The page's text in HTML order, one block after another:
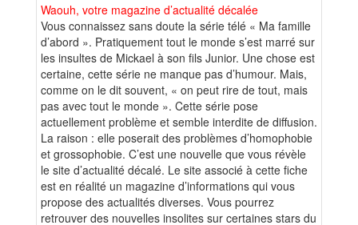
Waouh, votre magazine d’actualité décalée
Vous connaissez sans doute la série télé « Ma famille
d’abord ». Pratiquement tout le monde s’est marré sur
les insultes de Mickael à son fils Junior. Une chose est
certaine, cette série ne manque pas d’humour. Mais,
comme on le dit souvent, « on peut rire de tout, mais
pas avec tout le monde ». Cette série pose
actuellement problème et semble interdite de diffusion.
La raison : elle poserait des problèmes d’homophobie
et grossophobie. C’est une nouvelle que vous révèle
le site d’actualité décalé. Le site associé à cette fiche
est en réalité un magazine d’informations qui vous
propose des actualités diverses. Vous pourrez
retrouver des nouvelles insolites sur certaines stars du